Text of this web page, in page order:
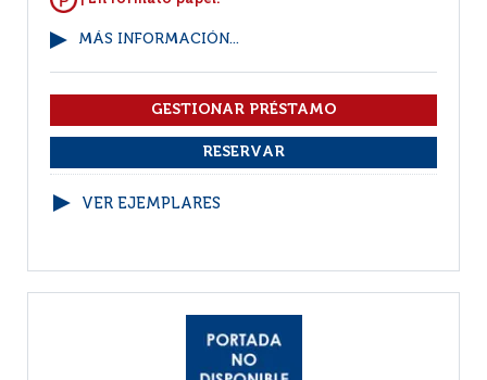
MÁS INFORMACIÓN...
VER EJEMPLARES